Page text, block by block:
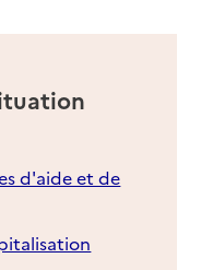
d'aide et de